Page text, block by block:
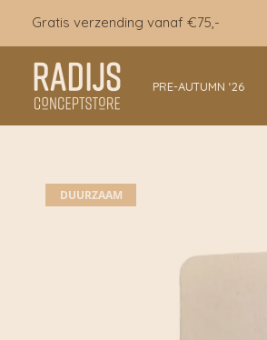
inhoud
Gratis verzending vanaf €75,-
PRE-AUTUMN ‘26
DUURZAAM